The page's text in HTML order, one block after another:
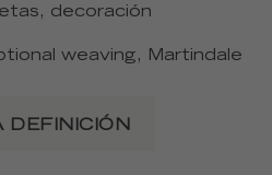
decoración
weaving, Martindale